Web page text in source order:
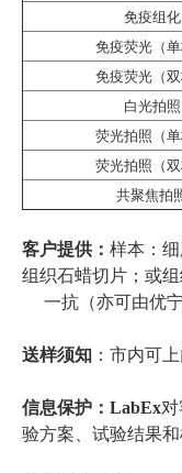
免疫组化
免疫荧光（单
免疫荧光（双
白光拍照
荧光拍照（单
荧光拍照（双
共聚焦拍
客户提供： 样本：
组织石蜡切片；或组
一抗（亦可由优宁
送样须知 ：市内可
信息保护：LabEx
验方案、试验结果和